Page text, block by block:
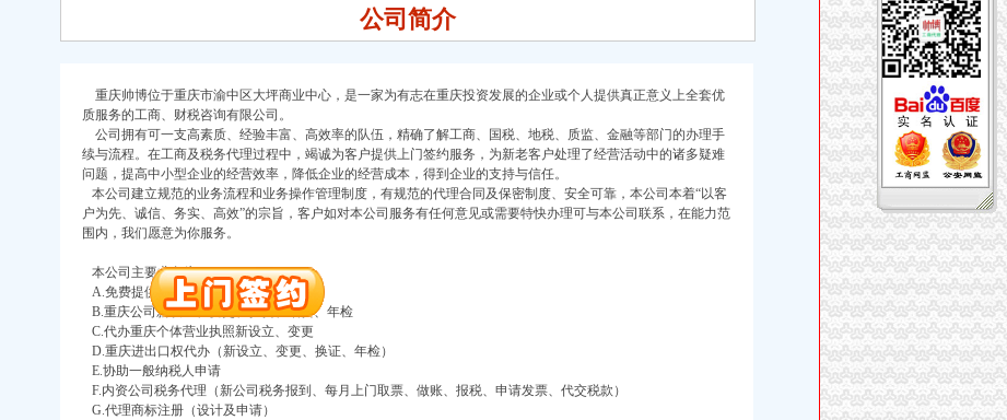
口权)
万 （增资）
进出口权）
注册）
）
口权)
万 （增资）
公司简介
重庆帅博位于重庆市渝中区大坪商业中心，是一家为有志在重庆投资发展的企业或个人提供真正意义上全套优
质服务的工商、财税咨询有限公司。
公司拥有可一支高素质、经验丰富、高效率的队伍，精确了解工商、国税、地税、质监、金融等部门的办理手
续与流程。在工商及税务代理过程中，竭诚为客户提供上门签约服务，为新老客户处理了经营活动中的诸多疑难
问题，提高中小型企业的经营效率，降低企业的经营成本，得到企业的支持与信任。
本公司建立规范的业务流程和业务操作管理制度，有规范的代理合同及保密制度、安全可靠，本公司本着“以客
户为先、诚信、务实、高效”的宗旨，客户如对本公司服务有任何意见或需要特快办理可与本公司联系，在能力范
围内，我们愿意为你服务。
本公司主要业务为：
A.免费提供工商及税务咨询服务
B.重庆公司新设立、变更、验资、增资、年检
C.代办重庆个体营业执照新设立、变更
D.重庆进出口权代办（新设立、变更、换证、年检）
E.协助一般纳税人申请
F.内资公司税务代理（新公司税务报到、每月上门取票、做账、报税、申请发票、代交税款）
G.代理商标注册（设计及申请）